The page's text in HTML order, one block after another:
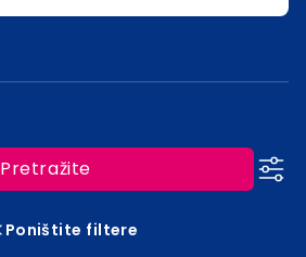
Pretražite
Poništite filtere